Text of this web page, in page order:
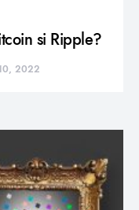
si Ripple?
2022